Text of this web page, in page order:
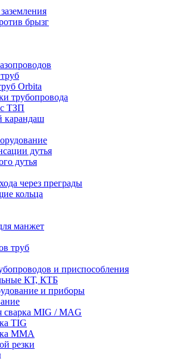
брызг
Orbita
трубопровода
ТЗП
карандаш
дутья
дутья
через преграды
кольца
манжет
труб
и приспособления
КТ, КТБ
и приборы
сварка MIG / MAG
TIG
ММА
резки